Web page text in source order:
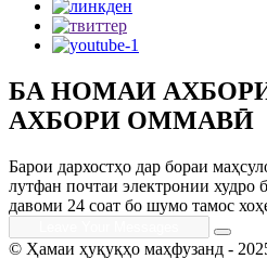
БА НОМАИ
АХБОРИ ОММАВӢ
Барои дархостҳо дар бораи
лутфан почтаи электронии худро
давоми 24 соат бо шумо тамос
© Ҳамаи ҳуқуқҳо маҳфузанд -